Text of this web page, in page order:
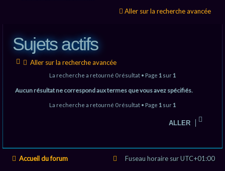
Aller sur la recherche avancée
Sujets actifs
Aller sur la recherche avancée
La recherche a retourné 0 résultat • Page 1 sur 1
Aucun résultat ne correspond aux termes que vous avez spécifiés.
La recherche a retourné 0 résultat • Page 1 sur 1
ALLER
Accueil du forum Fuseau horaire surUTC+01:00